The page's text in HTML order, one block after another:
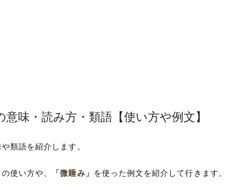
意味・読み方・類語【使い方や例文】
類語を紹介します。
の使い方や、 「微睡み」 を使った例文を紹介して行きます。